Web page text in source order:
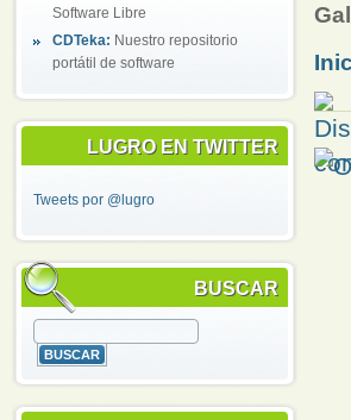
Software Libre
CDTeka: Nuestro repositorio
portátil de software
LUGRO EN TWITTER
Tweets por @lugro
BUSCAR